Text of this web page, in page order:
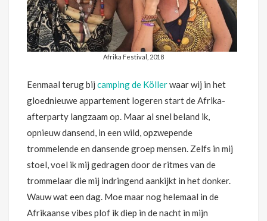
Afrika Festival, 2018
Eenmaal terug bij camping de Köllerwaar wij in het
gloednieuwe appartement logeren start de Afrika-
afterparty langzaam op. Maar al snel beland ik,
opnieuw dansend, in een wild, opzwepende
trommelende en dansende groep mensen. Zelfs in mij
stoel, voel ik mij gedragen door de ritmes van de
trommelaar die mij indringend aankijkt in het donker.
Wauw wat een dag. Moe maar nog helemaal in de
Afrikaanse vibes plof ik diep in de nacht in mijn